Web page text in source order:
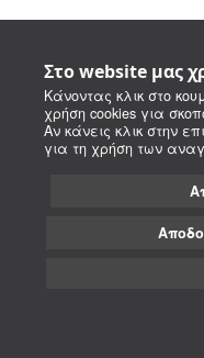
Στο website μας
Κάνοντας κλικ στο
χρήση cookies για
Αν κάνεις κλικ στην
για τη χρήση των